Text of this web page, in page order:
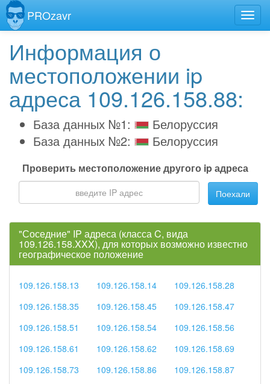
PROzavr
Информация о
местоположении ip
адреса 109.126.158.88:
База данных №1:
Белоруссия
База данных №2:
Белоруссия
Проверить местоположение другого ip адреса
Поехали
"Соседние" IP адреса (класса C, вида
109.126.158.XXX), для которых возможно известно
географическое положение
109.126.158.13 109.126.158.14
109.126.158.28
109.126.158.35
109.126.158.45
109.126.158.47
109.126.158.51
109.126.158.54
109.126.158.56
109.126.158.61
109.126.158.62
109.126.158.69
109.126.158.73
109.126.158.86
109.126.158.87